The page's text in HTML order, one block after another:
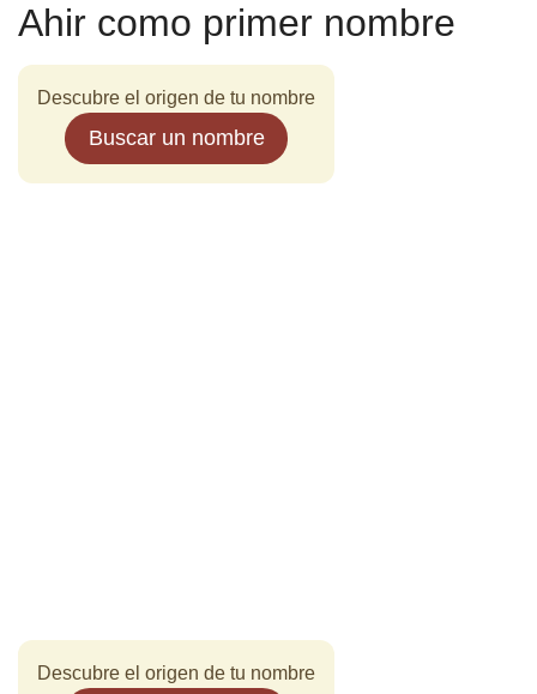
Ahir como primer nombre
Descubre el origen de tu nombre
Buscar un nombre
Descubre el origen de tu nombre